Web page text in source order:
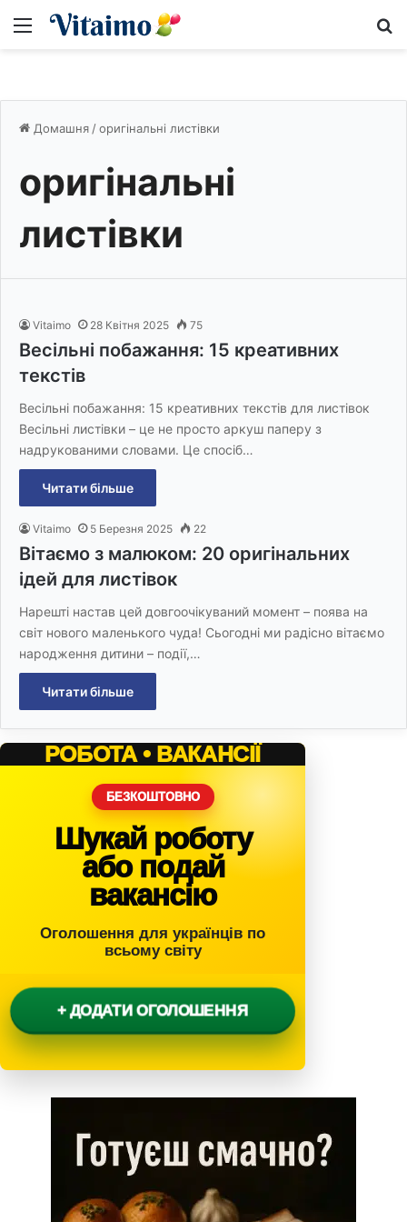
Меню
Домашня /оригінальні листівки
оригінальні
листівки
Vitaimo 28 Квітня 2025 75
Весільні побажання: 15 креативних
текстів
Весільні побажання: 15 креативних текстів для листівок
Весільні листівки – це не просто аркуш паперу з
надрукованими словами. Це спосіб…
Читати більше
Vitaimo 5 Березня 2025 22
Вітаємо з малюком: 20 оригінальних
ідей для листівок
Нарешті настав цей довгоочікуваний момент – поява на
світ нового маленького чуда! Сьогодні ми радісно вітаємо
народження дитини – події,…
Читати більше
РОБОТА • ВАКАНСІЇ
БЕЗКОШТОВНО
Шукай роботу
або подай
вакансію
Оголошення для українців по
всьому світу
+ ДОДАТИ ОГОЛОШЕННЯ